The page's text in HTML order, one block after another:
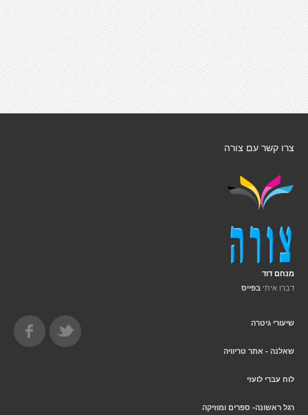
צרו קשר עם צורה
מנחם דוד
דברו איתי בפייס
שיעורי גיטרה
שאלנה - אתר טריוויה
לוח עברי לועזי
רגל ראשונה- ספרים ומוזיקה